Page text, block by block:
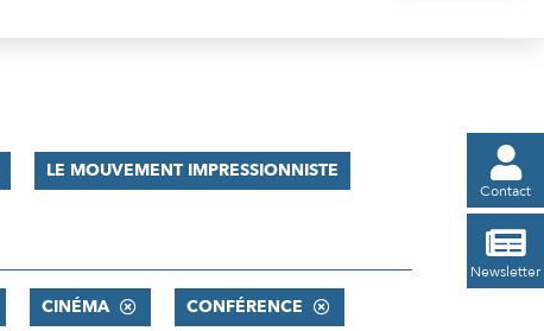

Contact

Newsletter
LE MOUVEMENT IMPRESSIONNISTE
CINÉMA CONFÉRENCE